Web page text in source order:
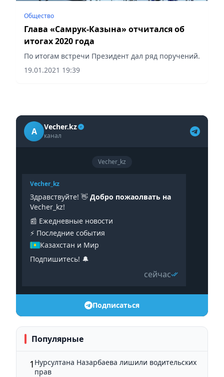
Общество
Глава «Самрук-Казына» отчитался об
итогах 2020 года
По итогам встречи Президент дал ряд поручений.
19.01.2021 19:39
A Vecher.kz
канал
Vecher_kz
Vecher_kz
Здравствуйте! 👋 Добро пожаолвать на
Vecher_kz!
📰 Ежедневные новости
⚡️ Последние события
Казахстан и Мир
Подпишитесь! 🔔
сейчас
Подписаться
Популярные
1 Нурсултана Назарбаева лишили водительских
прав